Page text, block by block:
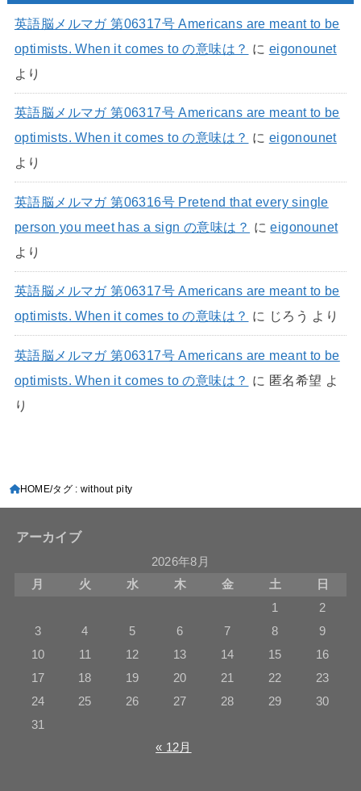
英語脳メルマガ 第06317号 Americans are meant to be
optimists. When it comes to の意味は？ に eigonounet
より
英語脳メルマガ 第06317号 Americans are meant to be
optimists. When it comes to の意味は？ に eigonounet
より
英語脳メルマガ 第06316号 Pretend that every single
person you meet has a sign の意味は？ にeigonounet
より
英語脳メルマガ 第06317号 Americans are meant to be
optimists. When it comes to の意味は？ に じろう より
英語脳メルマガ 第06317号 Americans are meant to be
optimists. When it comes to の意味は？ に 匿名希望 よ
り
HOME タグ : without pity
アーカイブ
2026年8月
月
火 水 木 金 土
日
1
2
3
4 5 6 7 8
9
10
11 12 13 14 15
16
17
18 19 20 21 22
23
24
25 26 27 28 29
30
31
« 12月